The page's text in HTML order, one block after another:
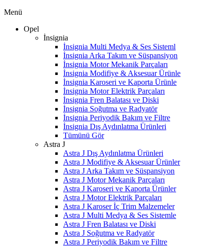
Menü
Opel
İnsignia
İnsignia Multi Medya & Ses Sisteml
İnsignia Arka Takım ve Süspansiyon
İnsignia Motor Mekanik Parçaları
İnsignia Modifiye & Aksesuar Ürünle
İnsignia Karoseri ve Kaporta Ürünle
İnsignia Motor Elektrik Parçaları
İnsignia Fren Balatası ve Diski
İnsignia Soğutma ve Radyatör
İnsignia Periyodik Bakım ve Filtre
İnsignia Dış Aydınlatma Ürünleri
Tümünü Gör
Astra J
Astra J Dış Aydınlatma Ürünleri
Astra J Modifiye & Aksesuar Ürünler
Astra J Arka Takım ve Süspansiyon
Astra J Motor Mekanik Parçaları
Astra J Karoseri ve Kaporta Ürünler
Astra J Motor Elektrik Parçaları
Astra J Karoser İç Trim Malzemeler
Astra J Multi Medya & Ses Sistemle
Astra J Fren Balatası ve Diski
Astra J Soğutma ve Radyatör
Astra J Periyodik Bakım ve Filtre